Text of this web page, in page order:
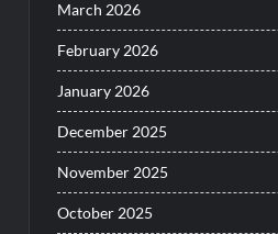
March 2026
February 2026
January 2026
December 2025
November 2025
October 2025